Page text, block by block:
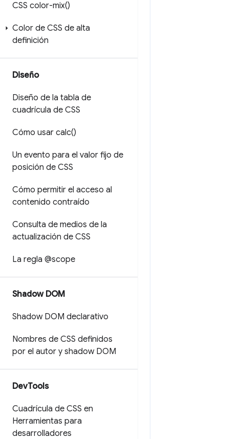
CSS color-mix()
Color de CSS de alta
definición
Diseño
Diseño de la tabla de
cuadrícula de CSS
Cómo usar calc()
Un evento para el valor fijo de
posición de CSS
Cómo permitir el acceso al
contenido contraído
Consulta de medios de la
actualización de CSS
La regla @scope
Shadow DOM
Shadow DOM declarativo
Nombres de CSS definidos
por el autor y shadow DOM
DevTools
Cuadrícula de CSS en
Herramientas para
desarrolladores